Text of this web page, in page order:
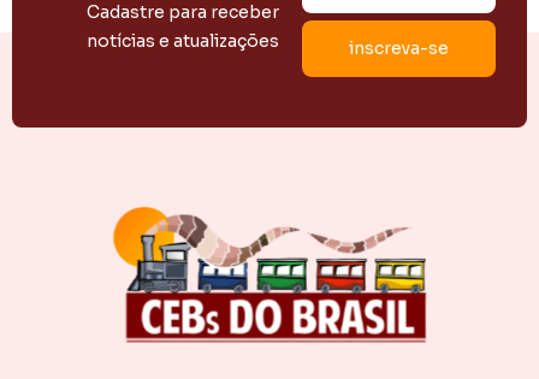
Cadastre para receber
notícias e atualizações